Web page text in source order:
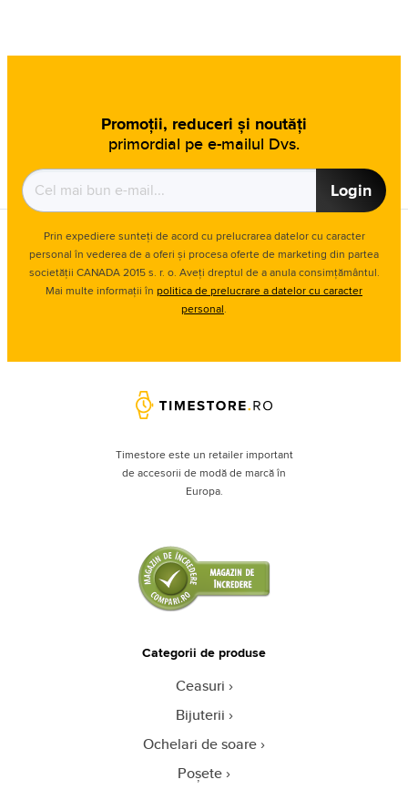
Promoții, reduceri și noutăți
primordial pe e-mailul Dvs.
Login
Prin expediere sunteți de acord cu prelucrarea datelor cu caracter
personal în vederea de a oferi și procesa oferte de marketing din partea
societății CANADA 2015 s. r. o. Aveți dreptul de a anula consimțământul.
Mai multe informații în politica de prelucrare a datelor cu caracter
personal.
Timestore este un retailer important
de accesorii de modă de marcă în
Europa.
Categorii de produse
Ceasuri
Bijuterii
Ochelari de soare
Poșete